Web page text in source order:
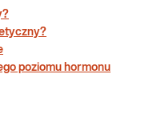
poziomu hormonu